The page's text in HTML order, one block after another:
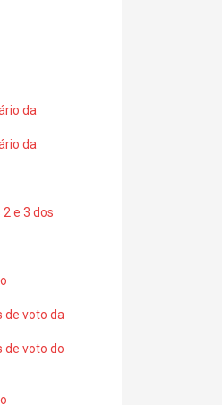
da
da
e 3 dos
de voto da
de voto do